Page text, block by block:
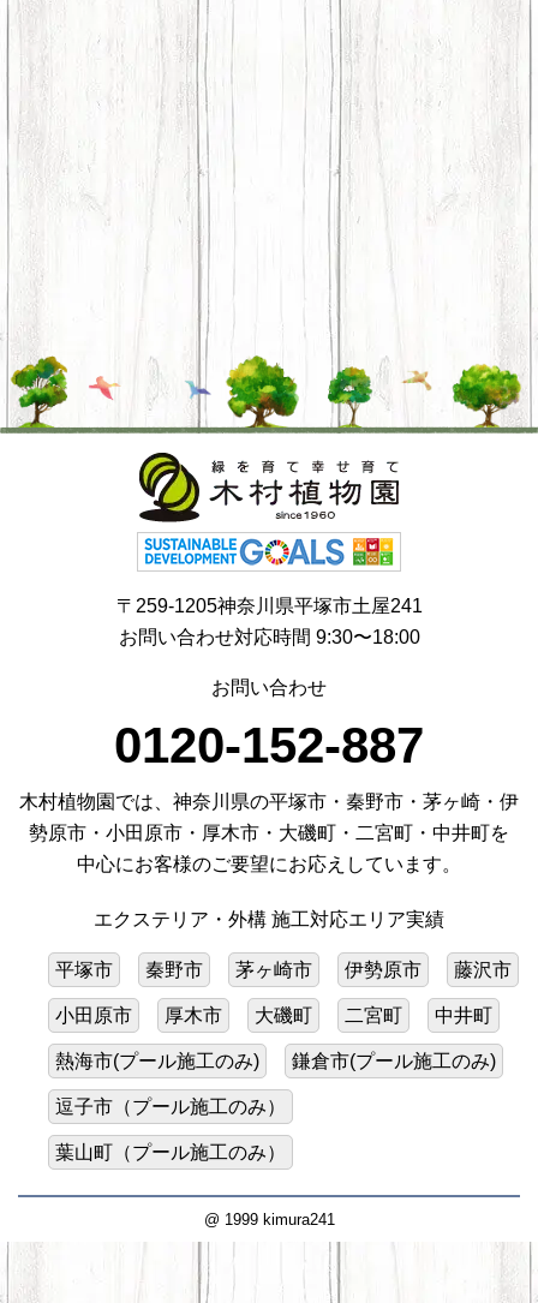
〒259-1205神奈川県平塚市土屋241
お問い合わせ対応時間 9:30〜18:00
お問い合わせ
0120-152-887
木村植物園では、神奈川県の平塚市・秦野市・茅ヶ崎・伊
勢原市・小田原市・厚木市・大磯町・二宮町・中井町を
中心にお客様のご要望にお応えしています。
エクステリア・外構 施工対応エリア実績
平塚市 秦野市 茅ヶ崎市 伊勢原市 藤沢市
小田原市 厚木市 大磯町 二宮町 中井町
熱海市(プール施工のみ) 鎌倉市(プール施工のみ)
逗子市（プール施工のみ）
葉山町（プール施工のみ）
@ 1999 kimura241